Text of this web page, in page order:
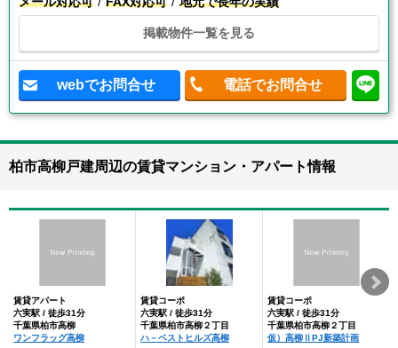
掲載物件一覧を見る
webでお問合せ 電話でお問合せ
柏市高柳戸建周辺の賃貸マンション・アパート情報
賃貸アパート
六実駅 / 徒歩31分
千葉県柏市高柳
ワンフラッグ高柳
賃貸コーポ
六実駅 / 徒歩31分
千葉県柏市高柳２丁目
ハ－ベストヒルズ高柳
賃貸コーポ
六実駅 / 徒歩31分
千葉県柏市高柳２丁目
仮）高柳ⅡPJ新築計画